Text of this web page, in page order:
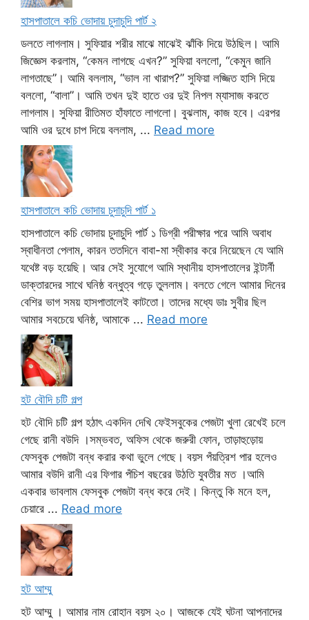
হাসপাতালে কচি ভোদায় চুদাচুদি পার্ট ২
ডলতে লাগলাম। সুফিয়ার শরীর মাঝে মাঝেই ঝাঁকি দিয়ে উঠছিল। আমি
জিজ্ঞেস করলাম, “কেমন লাগছে এখন?” সুফিয়া বললো, “কেমুন জানি
লাগতাছে”। আমি বললাম, “ভাল না খারাপ?” সুফিয়া লজ্জিত হাসি দিয়ে
বললো, “বালা”। আমি তখন দুই হাতে ওর দুই নিপল ম্যাসাজ করতে
লাগলাম। সুফিয়া রীতিমত হাঁফাতে লাগলো। বুঝলাম, কাজ হবে। এরপর
আমি ওর দুধে চাপ দিয়ে বললাম, ... Read more
হাসপাতালে কচি ভোদায় চুদাচুদি পার্ট ১
হাসপাতালে কচি ভোদায় চুদাচুদি পার্ট ১ ডিগ্রী পরীক্ষার পরে আমি অবাধ
স্বাধীনতা পেলাম, কারন ততদিনে বাবা-মা স্বীকার করে নিয়েছেন যে আমি
যথেষ্ট বড় হয়েছি। আর সেই সুযোগে আমি স্থানীয় হাসপাতালের ইন্টার্নী
ডাক্তারদের সাথে ঘনিষ্ঠ বন্ধুত্ব গড়ে তুললাম। বলতে গেলে আমার দিনের
বেশির ভাগ সময় হাসপাতালেই কাটতো। তাদের মধ্যে ডাঃ সুবীর ছিল
আমার সবচেয়ে ঘনিষ্ঠ, আমাকে ... Read more
হট বৌদি চটি গল্প
হট বৌদি চটি গল্প হঠাৎ একদিন দেখি ফেইসবুকের পেজটা খুলা রেখেই চলে
গেছে রানী বউদি ।সম্ভবত, অফিস থেকে জরুরী ফোন, তাড়াহুড়োয়
ফেসবুক পেজটা বন্ধ করার কথা ভুলে গেছে। বয়স পঁয়ত্রিশ পার হলেও
আমার বউদি রানী এর ফিগার পঁচিশ বছরের উঠতি যুবতীর মত ।আমি
একবার ভাবলাম ফেসবুক পেজটা বন্ধ করে দেই। কিন্তু কি মনে হল,
চেয়ারে ... Read more
হট আম্মু
হট আম্মু । আমার নাম রোহান বয়স ২০। আজকে যেই ঘটনা আপনাদের